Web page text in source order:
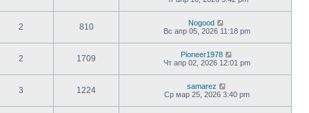
2 810
Nogood
Вс апр 05, 2026 11:18 pm
2 1709
Pioneer1978
Чт апр 02, 2026 12:01 pm
3 1224
samarez
Ср мар 25, 2026 3:40 pm